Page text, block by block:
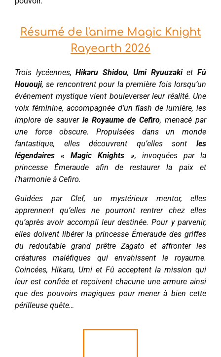
Résumé de l'anime Magic Knight
Rayearth 2026
Trois lycéennes,Hikaru Shidou, Umi RyuuzakietFû
Hououji, se rencontrent pour la première fois lorsqu’un
événement mystique vient bouleverser leur réalité. Une
voix féminine, accompagnée d’un flash de lumière, les
implore de sauverle Royaume de Cefiro, menacé par
une force obscure. Propulsées dans un monde
fantastique, elles découvrent qu’elles sont les
légendaires « Magic Knights », invoquées par la
princesse Émeraude afin de restaurer la paix et
l’harmonie à Cefiro.
Guidées par Clef, un mystérieux mentor, elles
apprennent qu’elles ne pourront rentrer chez elles
qu’après avoir accompli leur destinée. Pour y parvenir,
elles doivent libérer la princesse Émeraude des griffes
du redoutable grand prêtre Zagato et affronter les
créatures maléfiques qui envahissent le royaume.
Coincées, Hikaru, Umi et Fû acceptent la mission qui
leur est confiée et reçoivent chacune une armure ainsi
que des pouvoirs magiques pour mener à bien cette
périlleuse quête…